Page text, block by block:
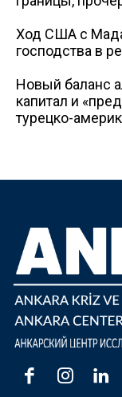
Ход США с
господства в
Новый баланс
капитал и
турецко-